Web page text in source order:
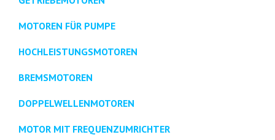
MOTOREN FÜR PUMPE
HOCHLEISTUNGSMOTOREN
BREMSMOTOREN
DOPPELWELLENMOTOREN
MOTOR MIT FREQUENZUMRICHTER